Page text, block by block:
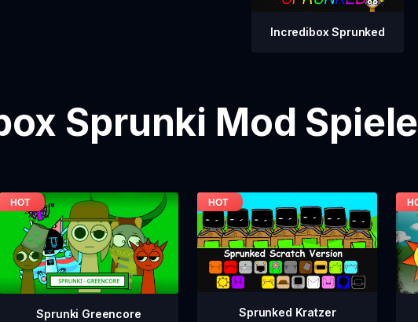
Incredibox Sprunked
Sprunki Mod Spiele
Sprunki Greencore Sprunked Kratzer